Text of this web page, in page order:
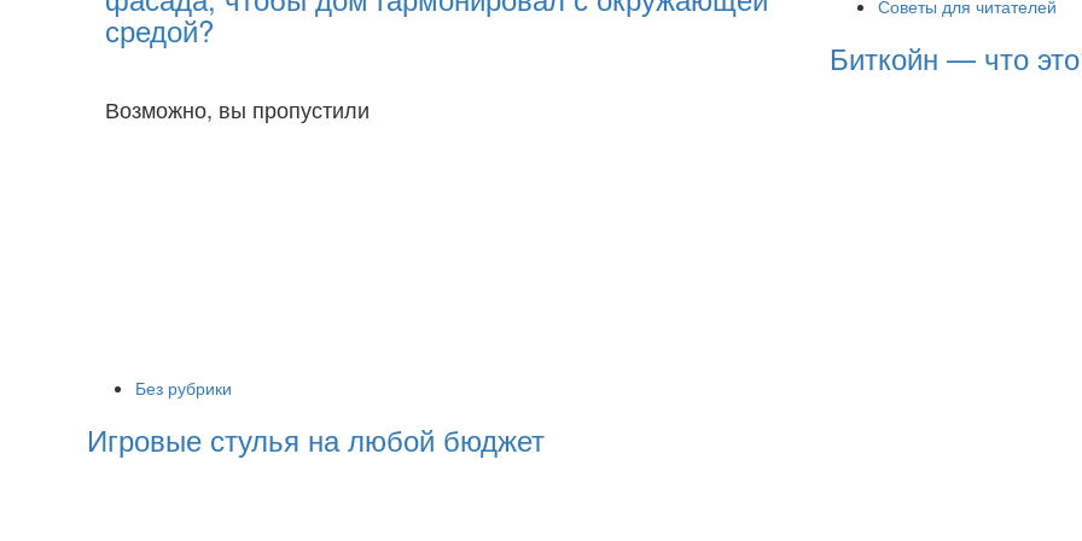
средой?
Советы для читателей
Биткойн — что
Возможно, вы пропустили
Без рубрики
Игровые стулья на любой бюджет